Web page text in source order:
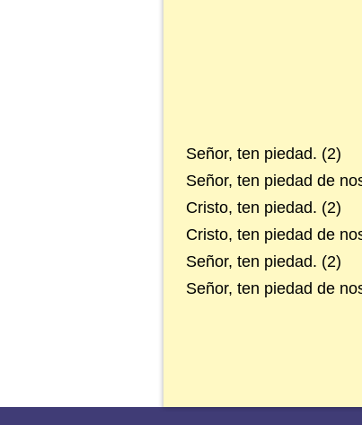
Señor, ten piedad. (2)
Señor, ten piedad de
Cristo, ten piedad. (2)
Cristo, ten piedad de
Señor, ten piedad. (2)
Señor, ten piedad de